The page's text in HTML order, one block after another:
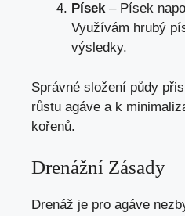
Písek– Písek
Využívám hrubý
výsledky.
Správné složení půdy
růstu agáve a k
kořenů.
Drenážní Zásady
Drenáž je pro agáve